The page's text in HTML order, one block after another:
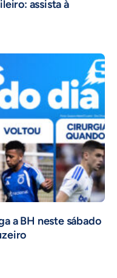
assista à
a BH neste sábado